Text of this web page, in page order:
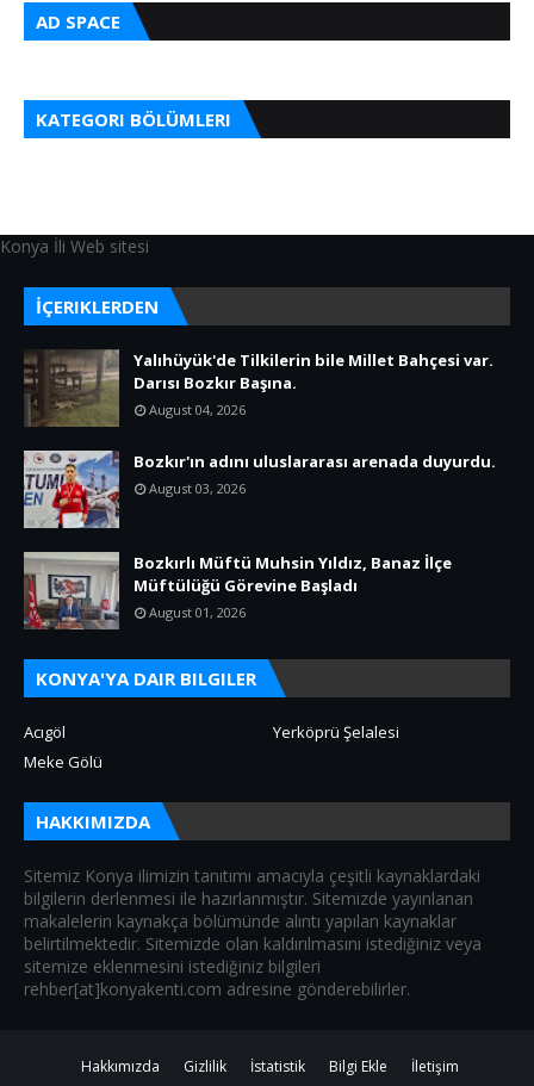
AD SPACE
KATEGORI BÖLÜMLERI
Konya İli Web sitesi
İÇERIKLERDEN
Yalıhüyük'de Tilkilerin bile Millet Bahçesi var.
Darısı Bozkır Başına.
August 04, 2026
Bozkır'ın adını uluslararası arenada duyurdu.
August 03, 2026
Bozkırlı Müftü Muhsin Yıldız, Banaz İlçe
Müftülüğü Görevine Başladı
August 01, 2026
KONYA'YA DAIR BILGILER
Acıgöl
Yerköprü Şelalesi
Meke Gölü
HAKKIMIZDA
Sitemiz Konya ilimizin tanıtımı amacıyla çeşitli kaynaklardaki
bilgilerin derlenmesi ile hazırlanmıştır. Sitemizde yayınlanan
makalelerin kaynakça bölümünde alıntı yapılan kaynaklar
belirtilmektedir. Sitemizde olan kaldırılmasını istediğiniz veya
sitemize eklenmesini istediğiniz bilgileri
rehber[at]konyakenti.com adresine gönderebilirler.
Hakkımızda Gizlilik İstatistik Bilgi Ekle İletişim